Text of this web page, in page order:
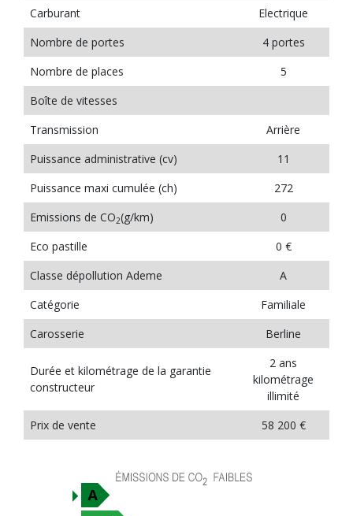
Carburant
Electrique
Nombre de portes
4 portes
Nombre de places
5
Boîte de vitesses
Transmission
Arrière
Puissance administrative (cv)
11
Puissance maxi cumulée (ch)
272
Emissions de CO2(g/km)
0
Eco pastille
0 €
Classe dépollution Ademe
A
Catégorie
Familiale
Carosserie
Berline
Durée et kilométrage de la garantie
constructeur
2 ans
kilométrage
illimité
Prix de vente
58 200 €